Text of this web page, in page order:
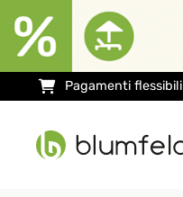
Pagamenti flessibili